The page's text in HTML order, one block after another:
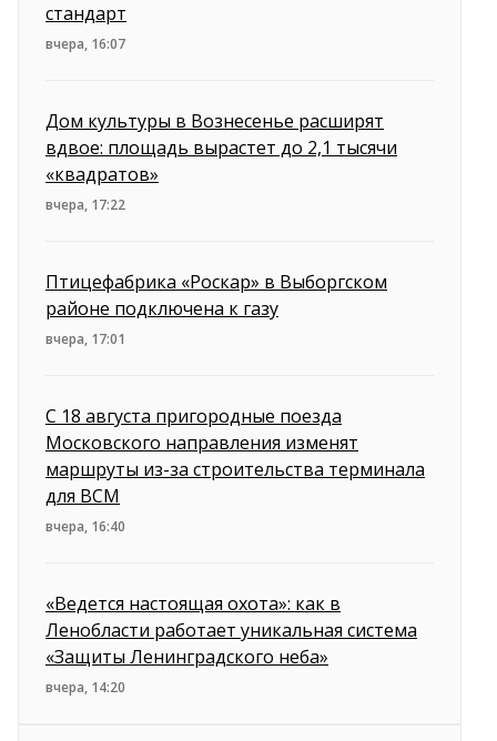
стандарт
вчера, 16:07
Дом культуры в Вознесенье расширят
вдвое: площадь вырастет до 2,1 тысячи
«квадратов»
вчера, 17:22
Птицефабрика «Роскар» в Выборгском
районе подключена к газу
вчера, 17:01
С 18 августа пригородные поезда
Московского направления изменят
маршруты из-за строительства терминала
для ВСМ
вчера, 16:40
«Ведется настоящая охота»: как в
Ленобласти работает уникальная система
«Защиты Ленинградского неба»
вчера, 14:20